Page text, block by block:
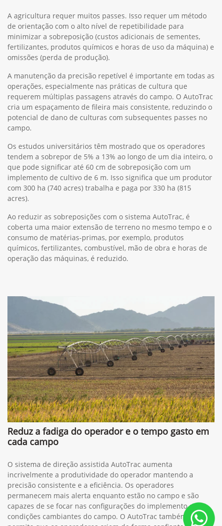
A agricultura requer muitos passes. Isso requer um método
de orientação com o alto nível de repetibilidade para
minimizar a sobreposição (custos adicionais de sementes,
fertilizantes, produtos químicos e horas de uso da máquina) e
omissões (perda de produção).
A manutenção da precisão repetível é importante em todas as
operações, especialmente nas práticas de cultura que
requerem múltiplas passagens através do campo. O AutoTrac
cria um espaçamento de fileira mais consistente, reduzindo o
potencial de dano de culturas com subsequentes passes no
campo.
Os estudos universitários têm mostrado que os operadores
tendem a sobrepor de 5% a 13% ao longo de um dia inteiro, o
que pode significar até 60 cm de sobreposição com um
implemento de cultivo de 6 m. Isso significa que um produtor
com 300 ha (740 acres) trabalha e paga por 330 ha (815
acres).
Ao reduzir as sobreposições com o sistema AutoTrac, é
coberta uma maior extensão de terreno no mesmo tempo e o
consumo de matérias-primas, por exemplo, produtos
químicos, fertilizantes, combustível, mão de obra e horas de
operação das máquinas, é reduzido.
Reduz a fadiga do operador e o tempo gasto em
cada campo
O sistema de direção assistida AutoTrac aumenta
incrivelmente a produtividade do operador mantendo a
precisão consistente e a eficiência. Os operadores
permanecem mais alerta enquanto estão no campo e são
capazes de se focar nas configurações do implemento e nas
condições cambiantes do campo. O AutoTrac também